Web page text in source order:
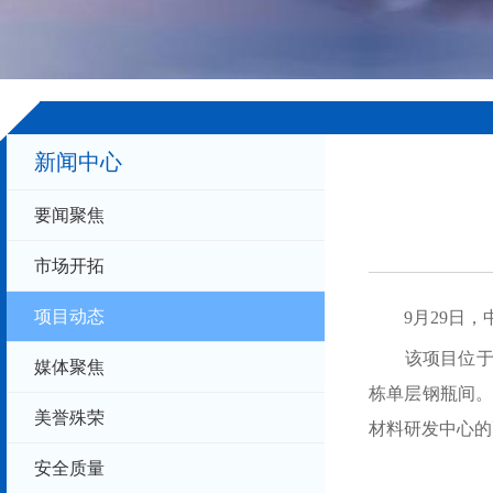
新闻中心
要闻聚焦
市场开拓
项目动态
媒体聚焦
美誉殊荣
安全质量
9月29日，中
该项目位于湖
栋单层钢瓶间。
材料研发中心